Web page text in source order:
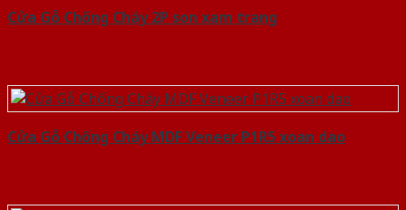
Cửa Gỗ Chống Cháy 2P son xam trang
Cửa Gỗ Chống Cháy MDF Veneer P1R5 xoan dao